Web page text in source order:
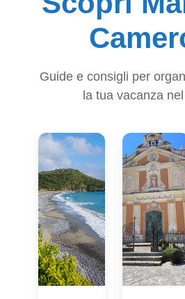
Guide e consigli per
la tua vacanza